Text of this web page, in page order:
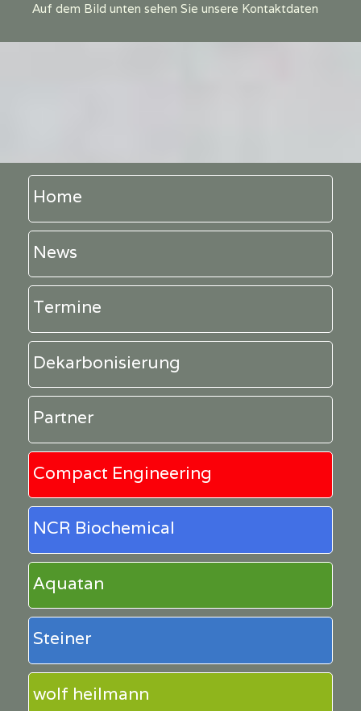
Auf dem Bild unten sehen Sie unsere Kontaktdaten
Home
News
Termine
Dekarbonisierung
Partner
Compact Engineering
NCR Biochemical
Aquatan
Steiner
wolf heilmann